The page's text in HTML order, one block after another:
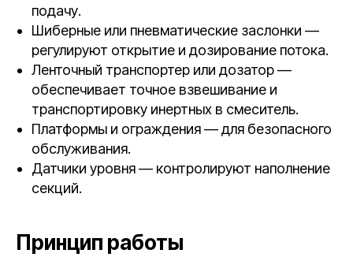
подачу.
Шиберные или пневматические заслонки —
регулируют открытие и дозирование потока.
Ленточный транспортер или дозатор —
обеспечивает точное взвешивание и
транспортировку инертных в смеситель.
Платформы и ограждения — для безопасного
обслуживания.
Датчики уровня — контролируют наполнение
секций.
Принцип работы